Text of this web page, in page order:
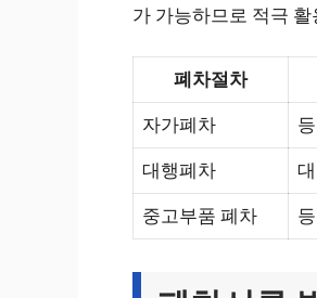
가 가능하므로 적극
폐차절차
자가폐차
대행폐차
중고부품 폐차